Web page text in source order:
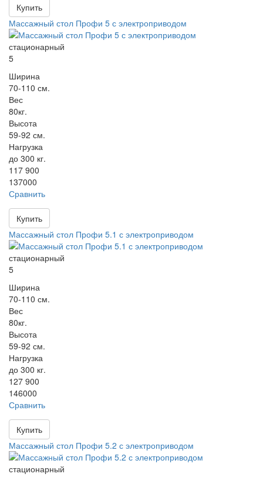
Купить
Массажный стол Профи 5 с электроприводом
стационарный
5
Ширина
70-110 см.
Вес
80кг.
Высота
59-92 см.
Нагрузка
до 300 кг.
117 900
137000
Сравнить
Купить
Массажный стол Профи 5.1 с электроприводом
стационарный
5
Ширина
70-110 см.
Вес
80кг.
Высота
59-92 см.
Нагрузка
до 300 кг.
127 900
146000
Сравнить
Купить
Массажный стол Профи 5.2 с электроприводом
стационарный